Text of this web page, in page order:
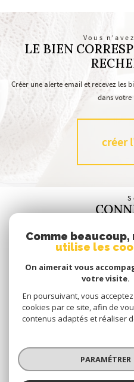
Vous
LE BIEN
Créer une alerte email et recevez les
dans
créer
espace
Comme
utilise les
On aimerait vous
votre visite.
En poursuivant, vous
cookies par ce site, afin de
contenus adaptés et réaliser
PARAMÉTRER